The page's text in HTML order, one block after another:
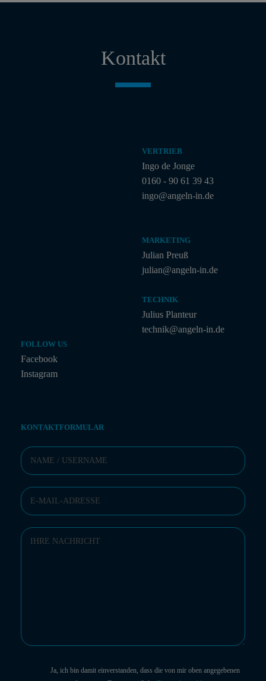
Kontakt
VERTRIEB
Ingo de Jonge
0160 - 90 61 39 43
ingo@angeln-in.de
MARKETING
Julian Preuß
julian@angeln-in.de
TECHNIK
Julius Planteur
technik@angeln-in.de
FOLLOW US
Facebook
Instagram
KONTAKTFORMULAR
Ja, ich bin damit einverstanden, dass die von mir oben angegebenen